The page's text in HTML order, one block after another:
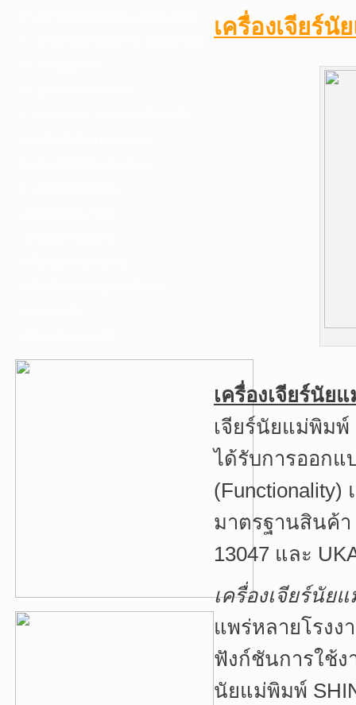
เครื่องเจียร์นั
เครื่องเจียร์นัย
เจียร์นัยแม่พิม
ได้รับการออกแ
(Functionality)
มาตรฐานสินค้า
13047 และ
เครื่องเจียร์นัย
แพร่หลายโรง
ฟังก์ชันการใช้ง
นัยแม่พิมพ์